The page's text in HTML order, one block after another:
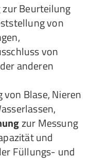
zur Beurteilung
von
von
anderen
Blase, Nieren
zur Messung
und
Füllungs- und